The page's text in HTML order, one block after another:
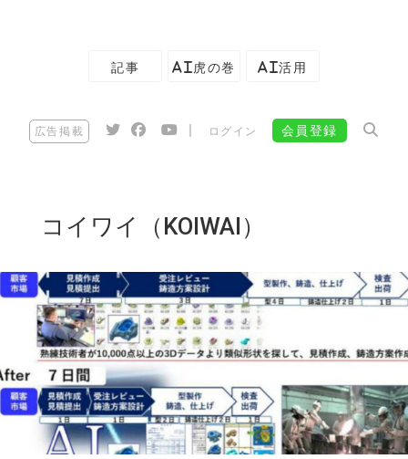
記事 AI虎の巻 AI活用
広告掲載 ログイン 会員登録
コイワイ（KOIWAI）